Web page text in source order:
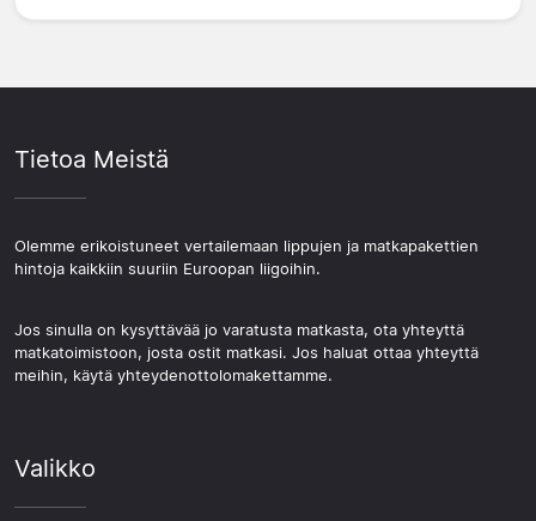
Tietoa Meistä
Olemme erikoistuneet vertailemaan lippujen ja matkapakettien
hintoja kaikkiin suuriin Euroopan liigoihin.
Jos sinulla on kysyttävää jo varatusta matkasta, ota yhteyttä
matkatoimistoon, josta ostit matkasi. Jos haluat ottaa yhteyttä
meihin, käytä yhteydenottolomakettamme.
Valikko